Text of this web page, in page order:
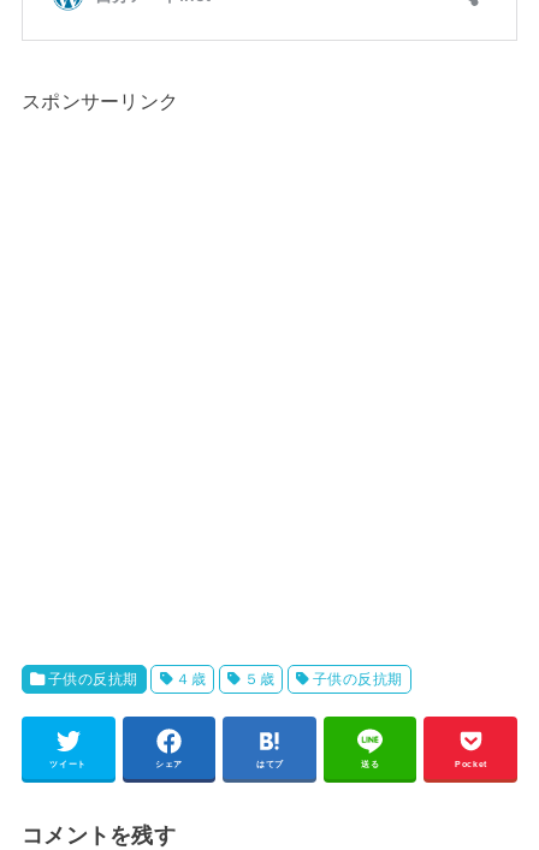
スポンサーリンク
子供の反抗期 ４歳 ５歳 子供の反抗期
ツイート シェア はてブ 送る Pocket
コメントを残す